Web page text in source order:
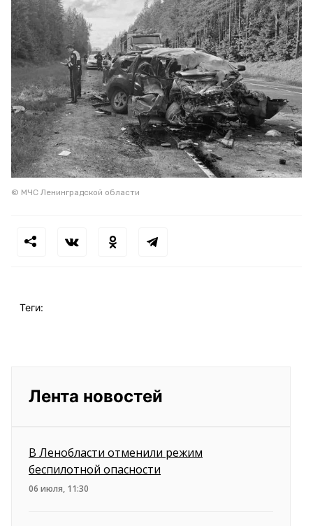
© МЧС Ленинградской области
Теги:
Лента новостей
В Ленобласти отменили режим
беспилотной опасности
06 июля, 11:30